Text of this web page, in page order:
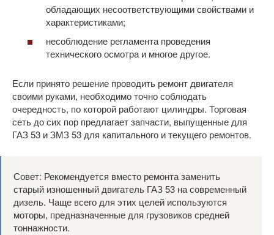
обладающих несоответствующими свойствами и
характеристиками;
несоблюдение регламента проведения
технического осмотра и многое другое.
Если принято решение проводить ремонт двигателя
своими руками, необходимо точно соблюдать
очередность, по которой работают цилиндры. Торговая
сеть до сих пор предлагает запчасти, выпущенные для
ГАЗ 53 и ЗМЗ 53 для капитального и текущего ремонтов.
Совет: Рекомендуется вместо ремонта заменить
старый изношенный двигатель ГАЗ 53 на современный
дизель. Чаще всего для этих целей используются
моторы, предназначенные для грузовиков средней
тоннажности.